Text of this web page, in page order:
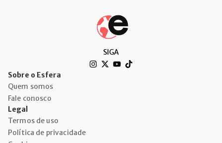
SIGA
Sobre o Esfera
Quem somos
Fale conosco
Legal
Termos de uso
Política de privacidade